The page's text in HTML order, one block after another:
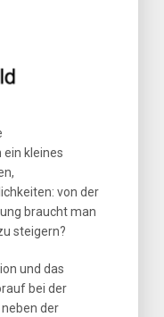
kleines
von der
braucht man
steigern?
und das
bei der
der